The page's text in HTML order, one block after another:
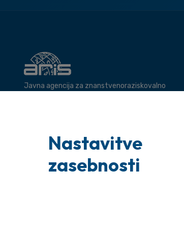
Javna agencija za znanstvenoraziskovalno
Nastavitve
zasebnosti